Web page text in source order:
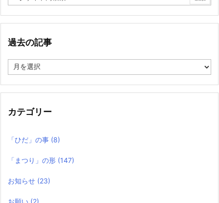
過去の記事
去
記
カテゴリー
「ひだ」の事 (8)
「まつり」の形 (147)
お知らせ (23)